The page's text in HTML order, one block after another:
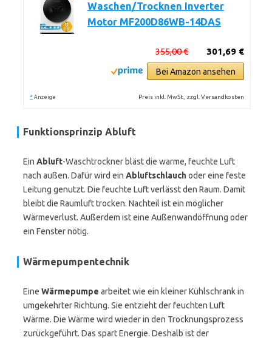
Waschen/Trocknen Inverter
Motor MF200D86WB-14DAS
301,69 €
355,00 €
Bei Amazon ansehen
* Anzeige Preis inkl. MwSt., zzgl. Versandkosten
Funktionsprinzip Abluft
Ein Abluft-Waschtrockner bläst die warme, feuchte Luft
nach außen. Dafür wird ein Abluftschlauchoder eine feste
Leitung genutzt. Die feuchte Luft verlässt den Raum. Damit
bleibt die Raumluft trocken. Nachteil ist ein möglicher
Wärmeverlust. Außerdem ist eine Außenwandöffnung oder
ein Fenster nötig.
Wärmepumpentechnik
Eine Wärmepumpe arbeitet wie ein kleiner Kühlschrank in
umgekehrter Richtung. Sie entzieht der feuchten Luft
Wärme. Die Wärme wird wieder in den Trocknungsprozess
zurückgeführt. Das spart Energie. Deshalb ist der